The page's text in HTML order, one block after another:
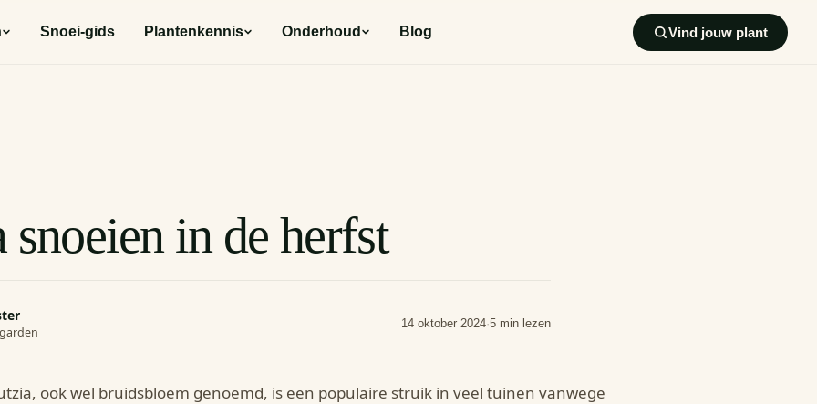
Snoei-gids Plantenkennis Onderhoud Blog Vind jouw plant
snoeien in de herfst
14 oktober 2024·5 min lezen
ook wel bruidsbloem genoemd, is een populaire struik in veel tuinen vanwege